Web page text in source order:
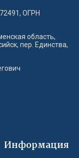
ОГРН
область,
пер. Единства,
Информация